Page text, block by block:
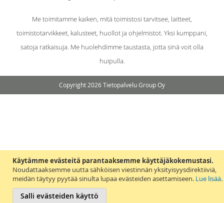
Käytämme evästeitä parantaaksemme käyttäjäkokemustasi.
Noudattaaksemme uutta sähköisen viestinnän yksityisyysdirektiiviä,
meidän täytyy pyytää sinulta lupaa evästeiden asettamiseen. Lue lisää.
Salli evästeiden käyttö
Me toimitamme kaiken, mitä toimistosi tarvitsee, laitteet,
toimistotarvikkeet, kalusteet, huollot ja ohjelmistot. Yksi kumppani,
satoja ratkaisuja. Me huolehdimme taustasta, jotta sinä voit olla
huipulla.
Copyright 2026 Tietopalvelu Group Oy